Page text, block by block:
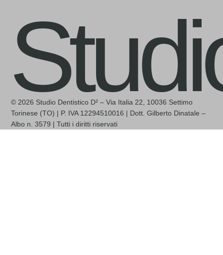
© 2026 Studio Dentistico D² – Via Italia 22, 10036 Settimo
Torinese (TO) | P. IVA 12294510016 | Dott. Gilberto Dinatale –
Albo n. 3579 | Tutti i diritti riservati